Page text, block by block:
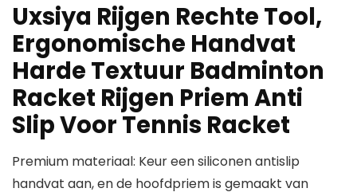
Uxsiya Rijgen Rechte Tool,
Ergonomische Handvat
Harde Textuur Badminton
Racket Rijgen Priem Anti
Slip Voor Tennis Racket
Premium materiaal: Keur een siliconen antislip
handvat aan, en de hoofdpriem is gemaakt van